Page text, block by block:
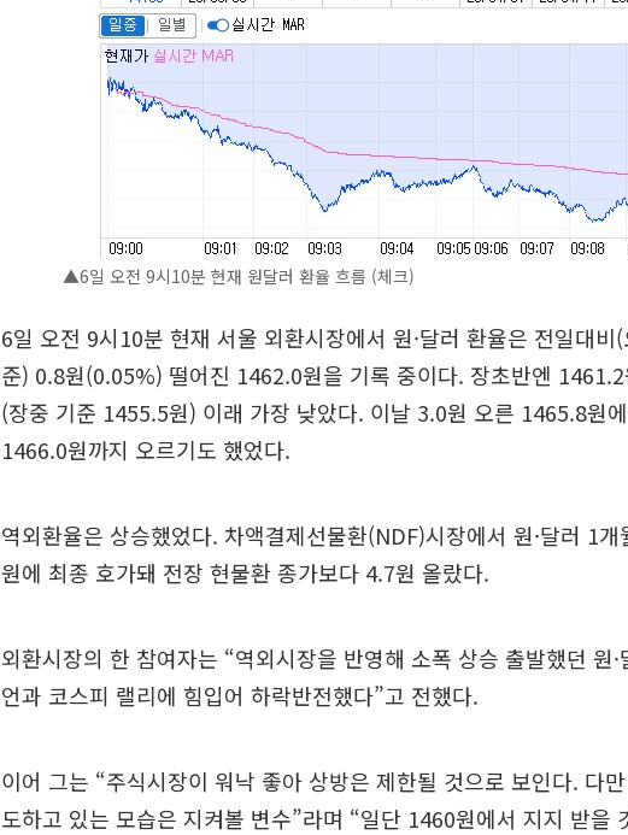
▲6일 오전 9시10분 현재 원달러 환율 흐름 (체크)
6일 오전 9시10분 현재 서울 외환시장에서 원·달러 환율은 전일대비
준) 0.8원(0.05%) 떨어진 1462.0원을 기록 중이다. 장초반엔
(장중 기준 1455.5원) 이래 가장 낮았다. 이날 3.0원 오른 1465.8원
1466.0원까지 오르기도 했었다.
역외환율은 상승했었다. 차액결제선물환(NDF)시장에서 원·달러 1
원에 최종 호가돼 전장 현물환 종가보다 4.7원 올랐다.
외환시장의 한 참여자는 “역외시장을 반영해 소폭 상승 출발했던 원
언과 코스피 랠리에 힘입어 하락반전했다”고 전했다.
이어 그는 “주식시장이 워낙 좋아 상방은 제한될 것으로 보인다. 다
도하고 있는 모습은 지켜볼 변수”라며 “일단 1460원에서 지지 받을